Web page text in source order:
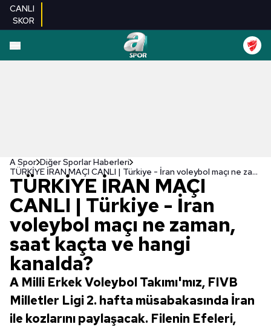
CANLI
SKOR
A Spor Diğer Sporlar Haberleri
TÜRKİYE İRAN MAÇI CANLI | Türkiye - İran voleybol maçı ne zaman, saat kaçta ve hangi kanalda?
TÜRKİYE İRAN MAÇI
CANLI | Türkiye - İran
voleybol maçı ne zaman,
saat kaçta ve hangi
kanalda?
A Milli Erkek Voleybol Takımı'mız, FIVB
Milletler Ligi 2. hafta müsabakasında İran
ile kozlarını paylaşacak. Filenin Efeleri,